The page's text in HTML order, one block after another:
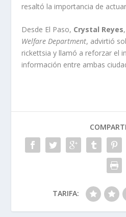
resaltó la importancia de
Desde El Paso, Crystal Reyes
Welfare Department, advirtió
rickettsia y llamó a reforzar el
información entre ambas
TARIFA: